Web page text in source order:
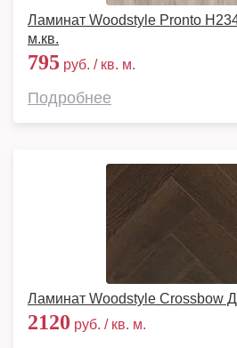
Ламинат Woodstyle Pronto
м.кв.
795 руб. / кв. м.
Подробнее
Ламинат Woodstyle Crossbow
2120 руб. / кв. м.